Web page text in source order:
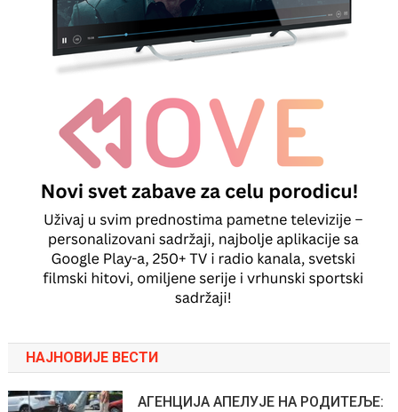
НАЈНОВИЈЕ ВЕСТИ
АГЕНЦИЈА АПЕЛУЈЕ НА РОДИТЕЉЕ: